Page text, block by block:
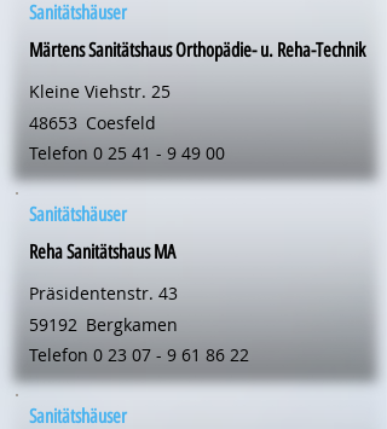
Sanitätshäuser
Märtens Sanitätshaus Orthopädie- u. Reha-Technik
Kleine Viehstr. 25
48653 Coesfeld
Telefon 0 25 41 - 9 49 00
Sanitätshäuser
Reha Sanitätshaus MA
Präsidentenstr. 43
59192 Bergkamen
Telefon 0 23 07 - 9 61 86 22
Sanitätshäuser